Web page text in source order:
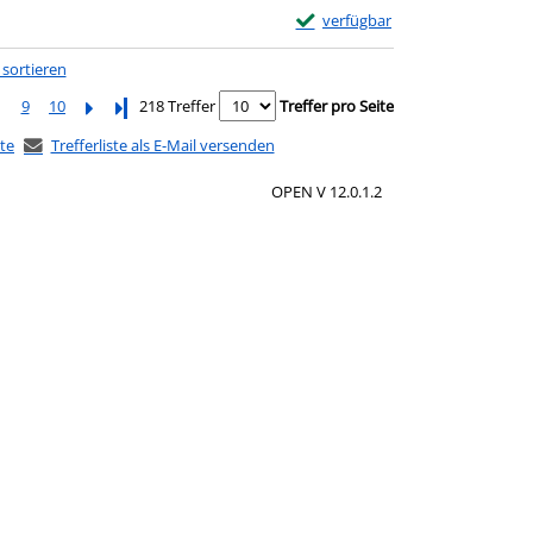
verfügbar
Exemplar-Details von Die
9 10 Letzte Seite
218 Treffer
Treffer pro Seite
Trefferliste als E-Mail versenden
OPEN V 12.0.1.2